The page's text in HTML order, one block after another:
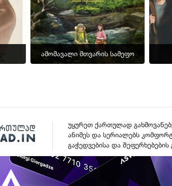
ამომავალი მთვარის სამეფო
უყურეთ ქართულად
ანიმეს და სერიალებს
გაჭედვებისა და შეფერხებების